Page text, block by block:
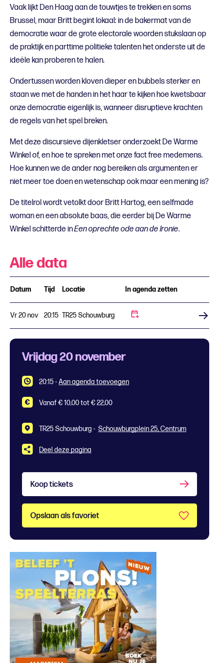
Vaak lijkt Den Haag aan de touwtjes te trekken en soms
Brussel, maar Britt begint lokaal: in de bakermat van de
democratie waar de grote electorale woorden stukslaan op
de praktijk en parttime politieke talenten het onderste uit de
ideële kan proberen te halen.
Ondertussen worden kloven dieper en bubbels sterker en
staan we met de handen in het haar te kijken hoe kwetsbaar
onze democratie eigenlijk is, wanneer disruptieve krachten
de regels van het spel breken.
Met deze discursieve dijenkletser onderzoekt De Warme
Winkel of, en hoe te spreken met onze fact free medemens.
Hoe kunnen we de ander nog bereiken als argumenten er
niet meer toe doen en wetenschap ook maar een mening is?
De titelrol wordt vetolkt door Britt Hartog, een selfmade
woman en een absolute baas, die eerder bij De Warme
Winkel schitterde inEen oprechte ode aan de Ironie.
Alle data
Datum Tijd Locatie In agenda zetten
Vr 20 nov 20:15 TR25 Schouwburg
Vrijdag 20 november
20:15 -Aan agenda toevoegen
Vanaf € 10,00 tot € 22,00
TR25 Schouwburg - Schouwburgplein 25, Centrum
Deel deze pagina
Koop tickets
Opslaan als favoriet